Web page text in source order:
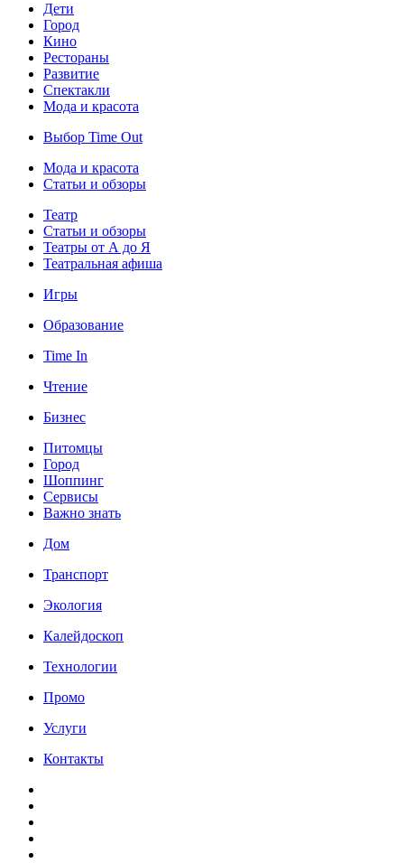
Дети
Город
Кино
Рестораны
Развитие
Спектакли
Мода и красота
Выбор Time Out
Мода и красота
Статьи и обзоры
Театр
Статьи и обзоры
Театры от А до Я
Театральная афиша
Игры
Образование
Time In
Чтение
Бизнес
Питомцы
Город
Шоппинг
Сервисы
Важно знать
Дом
Транспорт
Экология
Калейдоскоп
Технологии
Промо
Услуги
Контакты